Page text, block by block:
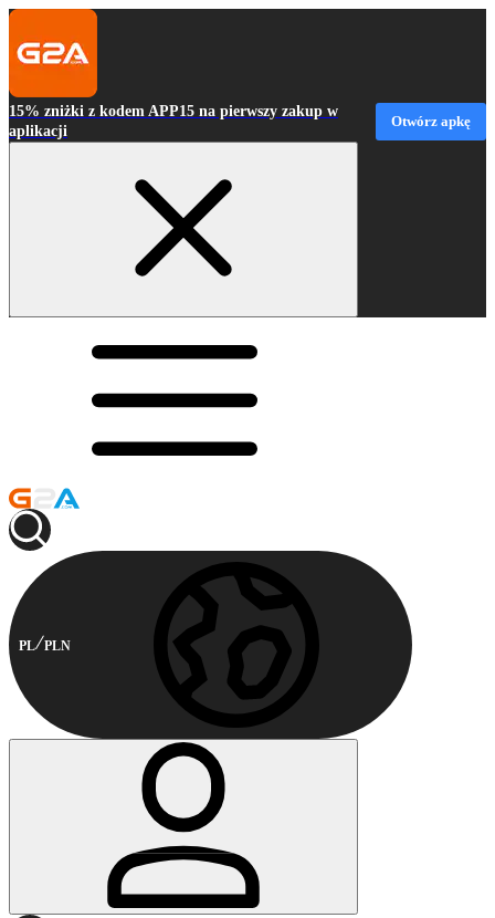
15% zniżki z kodem APP15 na pierwszy zakup w
aplikacji
Otwórz apkę
PL PLN